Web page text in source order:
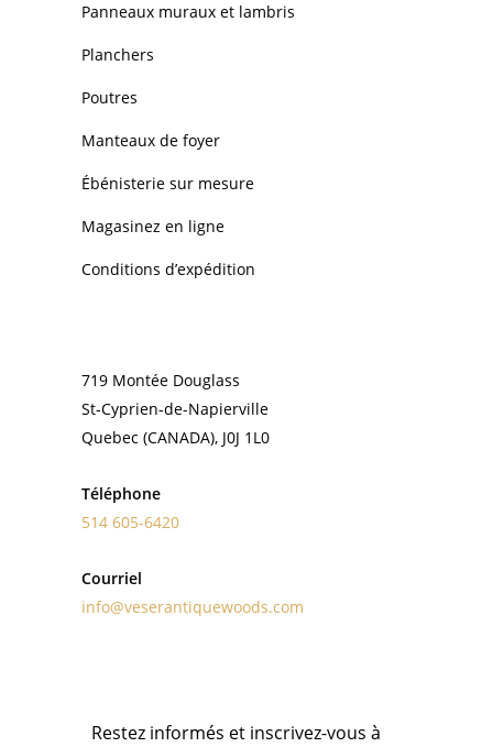
Panneaux muraux et lambris
Planchers
Poutres
Manteaux de foyer
Ébénisterie sur mesure
Magasinez en ligne
Conditions d’expédition
719 Montée Douglass
St-Cyprien-de-Napierville
Quebec (CANADA), J0J 1L0
Téléphone
514 605-6420
Courriel
info@veserantiquewoods.com
Restez informés et inscrivez-vous à